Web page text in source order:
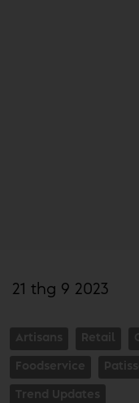
21 thg 9 2023
Artisans Retail
Foodservice
Trend Updates